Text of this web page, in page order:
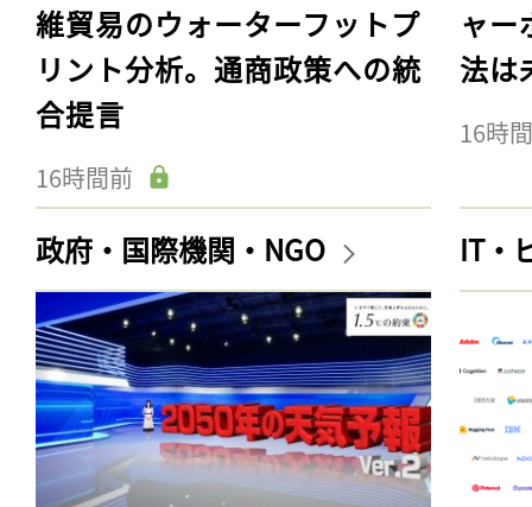
維貿易のウォーターフットプ
リント分析。通商政策への統
合提言
16時間前
ャー
法は
16時
政府・国際機関・NGO IT・